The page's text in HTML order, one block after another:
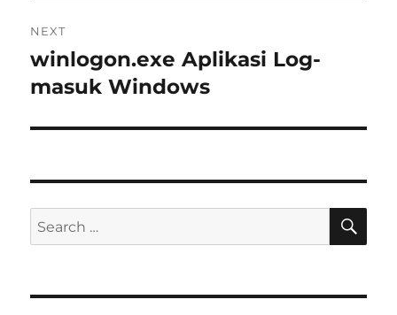
NEXT
Next
post:
winlogon.exe Aplikasi Log-
masuk Windows
Search
for: